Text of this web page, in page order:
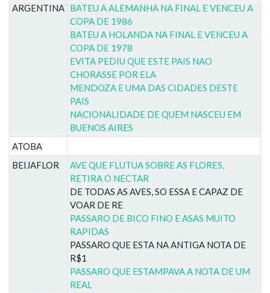
ARGENTINA BATEU A ALEMANHA NA FINAL E VENCEU A
COPA DE 1986
BATEU A HOLANDA NA FINAL E VENCEU A
COPA DE 1978
EVITA PEDIU QUE ESTE PAIS NAO
CHORASSE POR ELA
MENDOZA E UMA DAS CIDADES DESTE
PAIS
NACIONALIDADE DE QUEM NASCEU EM
BUENOS AIRES
ATOBA
BEIJAFLOR
AVE QUE FLUTUA SOBRE AS FLORES,
RETIRA O NECTAR
DE TODAS AS AVES, SO ESSA E CAPAZ DE
VOAR DE RE
PASSARO DE BICO FINO E ASAS MUITO
RAPIDAS
PASSARO QUE ESTA NA ANTIGA NOTA DE
R$1
PASSARO QUE ESTAMPAVA A NOTA DE UM
REAL